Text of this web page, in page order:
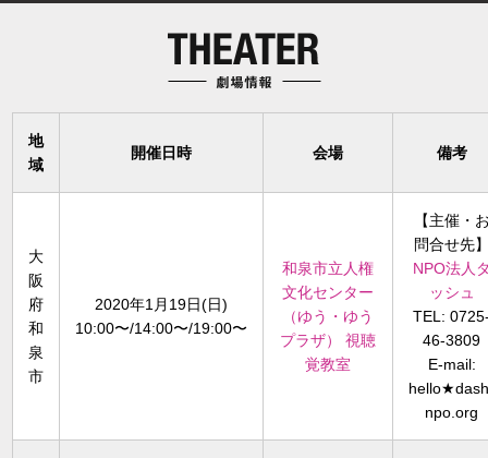
地
域
開催日時 会場 備考
大
阪
府
和
泉
市
2020年1月19日(日)
10:00〜/14:00〜/19:00〜
和泉市立人権
文化センター
（ゆう・ゆう
プラザ） 視聴
覚教室
【主催・
問合せ先
NPO法人
ッシュ
TEL:
46-3809
E-mail:
npo.org